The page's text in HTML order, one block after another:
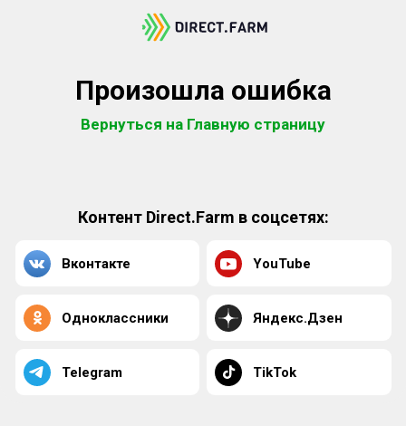
Произошла ошибка
Вернуться на Главную страницу
Контент Direct.Farm в соцсетях:
Вконтакте YouTube
Одноклассники Яндекс.Дзен
Telegram TikTok